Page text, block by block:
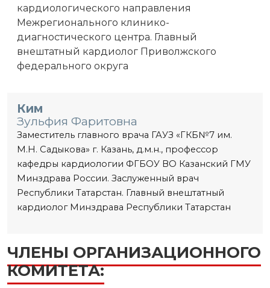
кардиологического направления
Межрегионального клинико-
диагностического центра. Главный
внештатный кардиолог Приволжского
федерального округа
Ким
Зульфия Фаритовна
Заместитель главного врача ГАУЗ «ГКБ№7 им.
М.Н. Садыкова» г. Казань, д.м.н., профессор
кафедры кардиологии ФГБОУ ВО Казанский ГМУ
Минздрава России. Заслуженный врач
Республики Татарстан. Главный внештатный
кардиолог Минздрава Республики Татарстан
ЧЛЕНЫ ОРГАНИЗАЦИОННОГО
КОМИТЕТА: